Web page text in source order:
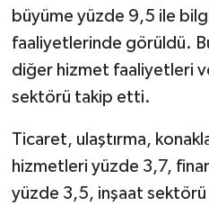
büyüme yüzde 9,5 ile
faaliyetlerinde görüldü.
diğer hizmet faaliyetleri
sektörü takip etti.
Ticaret, ulaştırma,
hizmetleri yüzde 3,7,
yüzde 3,5, inşaat sektörü